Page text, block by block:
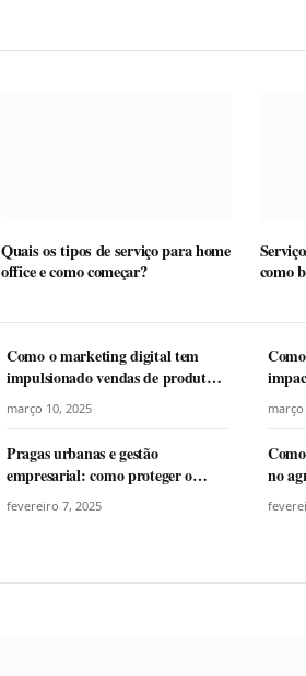
Quais os tipos de serviço para home
office e como começar?
como
Como o marketing digital tem
impulsionado vendas de produtos
premium
março 10, 2025 março
Pragas urbanas e gestão
empresarial: como proteger o
negócio
fevereiro 7, 2025
no